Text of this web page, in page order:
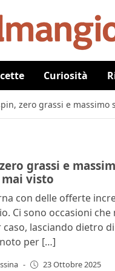
Curiosità
zero grassi e
grassi e
visto
con delle offerte
Ci sono occasioni
lasciando dietro
per […]
- 23 Ottobre 2025